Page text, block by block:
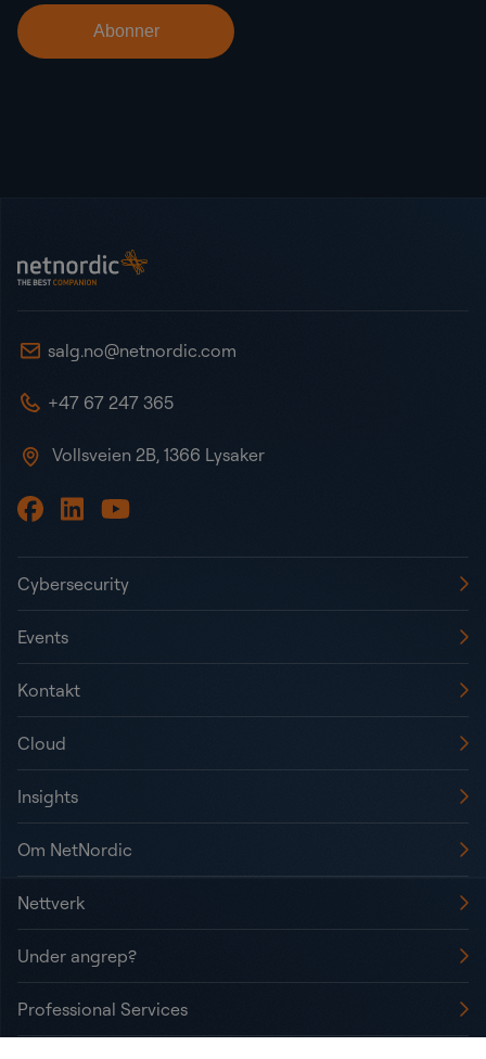
NetNordic Norway
salg.no@netnordic.com
+47 67 247 365
Vollsveien 2B, 1366 Lysaker
Cybersecurity
Events
Kontakt
Cloud
Insights
Om NetNordic
Nettverk
Under angrep?
Professional Services